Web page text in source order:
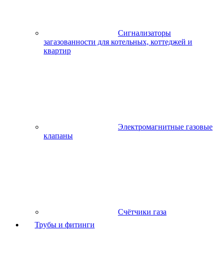
Сигнализаторы
загазованности для котельных, коттеджей и
квартир
Электромагнитные газовые
клапаны
Счётчики газа
Трубы и фитинги